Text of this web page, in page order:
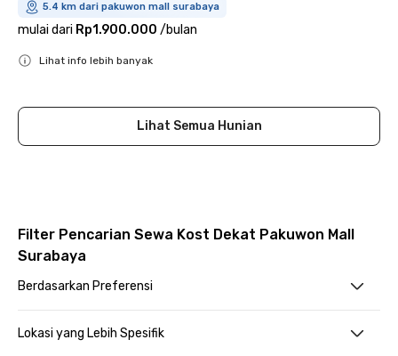
5.4 km dari pakuwon mall surabaya
mulai dari Rp1.900.000 /bulan
Lihat info lebih banyak
Lihat Semua Hunian
Filter Pencarian Sewa Kost Dekat Pakuwon Mall
Surabaya
Berdasarkan Preferensi
Lokasi yang Lebih Spesifik